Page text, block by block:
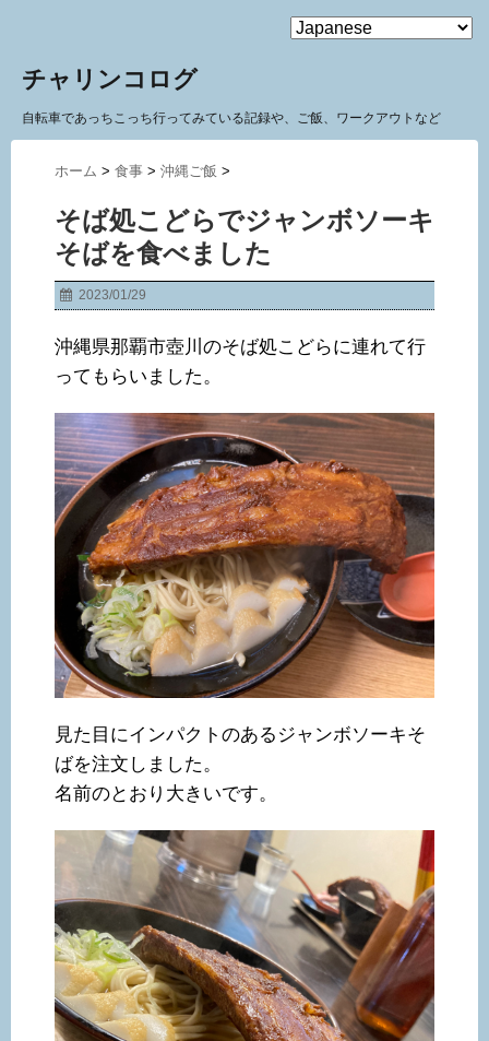
MENU
チャリンコログ
自転車であっちこっち行ってみている記録や、ご飯、ワークアウトなど
ホーム > 食事 > 沖縄ご飯 >
そば処こどらでジャンボソーキ
そばを食べました
2023/01/29
沖縄県那覇市壺川のそば処こどらに連れて行
ってもらいました。
見た目にインパクトのあるジャンボソーキそ
ばを注文しました。
名前のとおり大きいです。